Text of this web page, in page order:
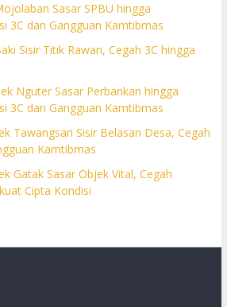
Sasar SPBU hingga
3C dan Gangguan Kamtibmas
Sisir Titik Rawan, Cegah 3C hingga
Nguter Sasar Perbankan hingga
3C dan Gangguan Kamtibmas
Tawangsari Sisir Belasan Desa, Cegah
Kamtibmas
Gatak Sasar Objek Vital, Cegah
Cipta Kondisi